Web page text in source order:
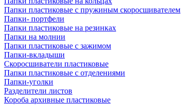
Папки пластиковые с пружиным скоросшивателем
Папки- портфели
Папки пластиковые на резинках
Папки на молнии
Папки пластиковые с зажимом
Папки-вкладыши
Скоросшиватели пластиковые
Папки пластиковые с отделениями
Папки-уголки
Разделители листов
Короба архивные пластиковые